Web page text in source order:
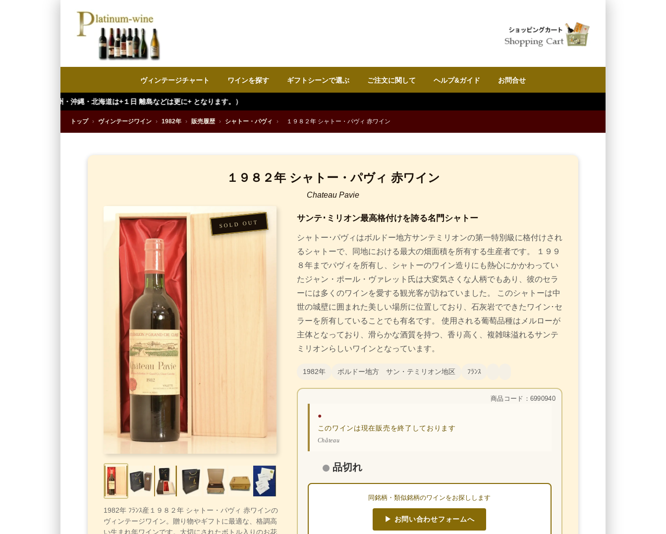
ヴィンテージチャート ワインを探す ギフトシーンで選ぶ ご注文に関して ヘルプ&ガイド お問合せ
縄・北海道は+１日 離島などは更に+ となります。）
トップ › ヴィンテージワイン › 1982年 › 販売履歴 › シャトー・パヴィ › １９８２年 シャトー・パヴィ 赤ワイン
１９８２年 シャトー・パヴィ 赤ワイン
Chateau Pavie
1982年 ﾌﾗﾝｽ産１９８２年 シャトー・パヴィ 赤ワインの
ヴィンテージワイン。贈り物やギフトに最適な、格調高
い生まれ年ワインです。大切にされたボトル入りのお花
サンテ･ミリオン最高格付けを誇る名門シャトー
シャトー･パヴィはボルドー地方サンテミリオンの第一特別級に格付けされ
るシャトーで、同地における最大の畑面積を所有する生産者です。 １９９
８年までパヴィを所有し、シャトーのワイン造りにも熱心にかかわってい
たジャン・ポール・ヴァレット氏は大変気さくな人柄でもあり、彼のセラ
ーには多くのワインを愛する観光客が訪ねていました。 このシャトーは中
世の城壁に囲まれた美しい場所に位置しており、石灰岩でできたワイン･セ
ラーを所有していることでも有名です。 使用される葡萄品種はメルローが
主体となっており、滑らかな酒質を持つ、香り高く、複雑味溢れるサンテ
ミリオンらしいワインとなっています。
1982年 ボルドー地方 サン・テミリオン地区 ﾌﾗﾝｽ
商品コード：6990940
●
このワインは現在販売を終了しております
Château
品切れ
同銘柄・類似銘柄のワインをお探しします
▶ お問い合わせフォームへ